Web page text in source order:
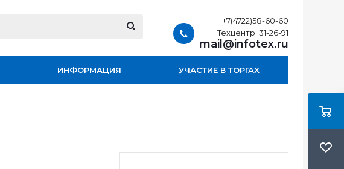
+7(4722)58-60-60
Техцентр: 31-26-91
mail@infotex.ru
ИНФОРМАЦИЯ УЧАСТИЕ В ТОРГАХ